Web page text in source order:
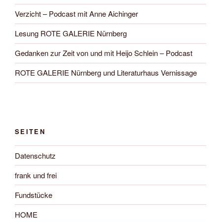
Verzicht – Podcast mit Anne Aichinger
Lesung ROTE GALERIE Nürnberg
Gedanken zur Zeit von und mit Heijo Schlein – Podcast
ROTE GALERIE Nürnberg und Literaturhaus Vernissage
SEITEN
Datenschutz
frank und frei
Fundstücke
HOME